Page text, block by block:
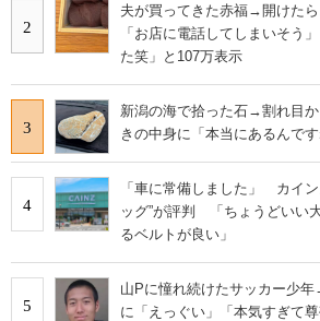
2
夫が買ってきた赤福→開け
「お店に電話してしまいそう
た笑」と107万表示
3
新潟の海で拾った石→割れ目
きの中身に「本当にあるんです
4
「車に常備しました」 カイ
ッグ”が評判 「ちょうどいい
るベルトが良い」
5
山Pに憧れ続けたサッカー
に「えっぐい」「本気すぎて